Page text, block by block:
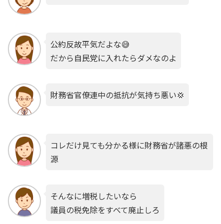
公約反故平気だよな😅
だから自民党に入れたらダメなのよ
財務省官僚連中の抵抗が気持ち悪い💢
コレだけ見ても分かる様に財務省が諸悪の根
源
そんなに増税したいなら
議員の税免除をすべて廃止しろ